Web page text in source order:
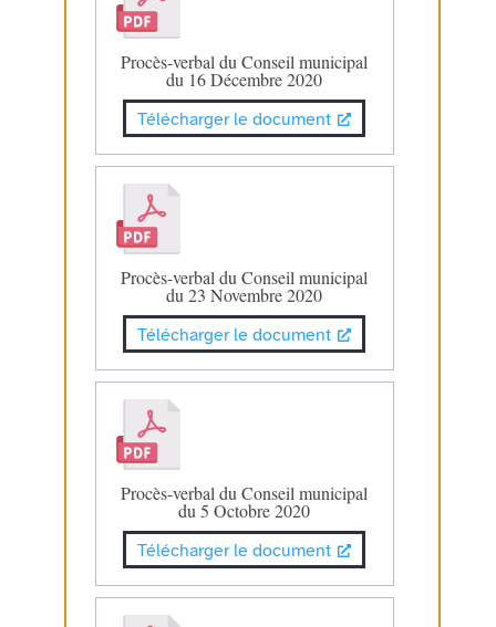
Procès-verbal du Conseil municipal
du 16 Décembre 2020
Télécharger le document
Procès-verbal du Conseil municipal
du 23 Novembre 2020
Télécharger le document
Procès-verbal du Conseil municipal
du 5 Octobre 2020
Télécharger le document